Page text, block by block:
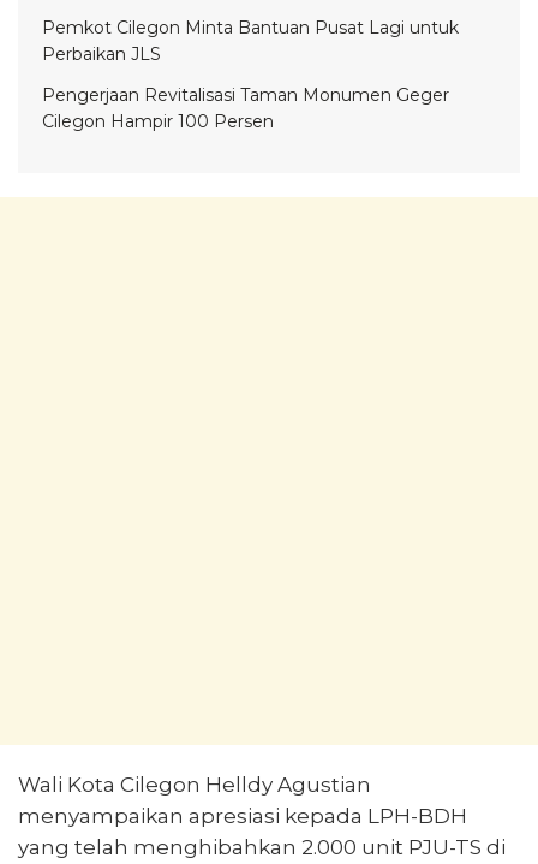
Pemkot Cilegon Minta Bantuan Pusat Lagi untuk
Perbaikan JLS
Pengerjaan Revitalisasi Taman Monumen Geger
Cilegon Hampir 100 Persen
Wali Kota Cilegon Helldy Agustian
menyampaikan apresiasi kepada LPH-BDH
yang telah menghibahkan 2.000 unit PJU-TS di